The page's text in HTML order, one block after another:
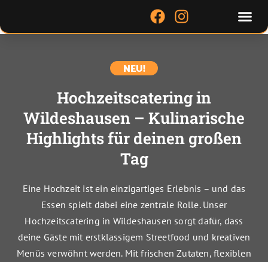
springen
F
a
e
b
o
o
k
I
n
g
r
a
m
NEU!
Hochzeitscatering in
Wildeshausen – Kulinarische
Highlights für deinen großen
Tag
Eine Hochzeit ist ein einzigartiges Erlebnis – und das
Essen spielt dabei eine zentrale Rolle. Unser
Hochzeitscatering in Wildeshausen sorgt dafür, dass
deine Gäste mit erstklassigem Streetfood und kreativen
Menüs verwöhnt werden. Mit frischen Zutaten, flexiblen